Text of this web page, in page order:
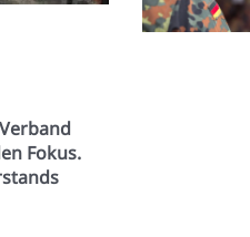
Fokus.